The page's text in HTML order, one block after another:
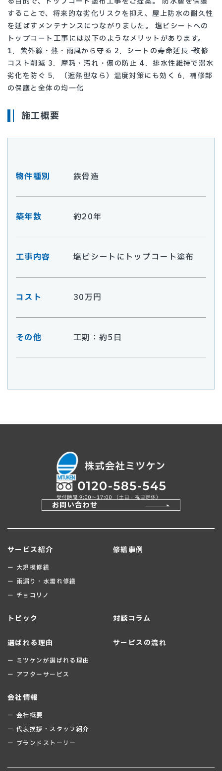
することで、将来的な劣化リスクを抑え、屋上防水の耐久性
を延ばすメンテナンスにつながりました。 塩ビシートへの
トップコート工事には以下のようなメリットがあります。
1．紫外線・熱・雨風から守る 2．シートの寿命延長 → 改修
コスト削減 3．摩耗・汚れ・傷の防止 4．排水性維持で滞水
劣化を防ぐ 5．（遮熱型なら）温度対策にも効く 6．補修部
の保護と全体の均一化
施工概要
物件種別 鉄骨造
築年数 約20年
工事内容 塩ビシートにトップコート塗布
コスト 30万円
その他 工期：約5日
お問い合わせ
サービス紹介
ー 大規模修繕
ー 雨漏り・水濡れ修繕
ー チョコリノ
修繕事例
トピック 対談コラム
選ばれる理由
ー ミツケンが選ばれる理由
ー アフターサービス
サービスの流れ
会社情報
ー 会社概要
ー 代表挨拶・スタッフ紹介
ー ブランドストーリー